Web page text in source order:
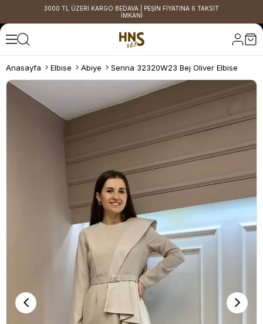
3000 TL ÜZERİ KARGO BEDAVA | PEŞİN FİYATINA 6 TAKSİT
İMKANI
Anasayfa Elbise Abiye Senna 32320W23 Bej Oliver Elbise